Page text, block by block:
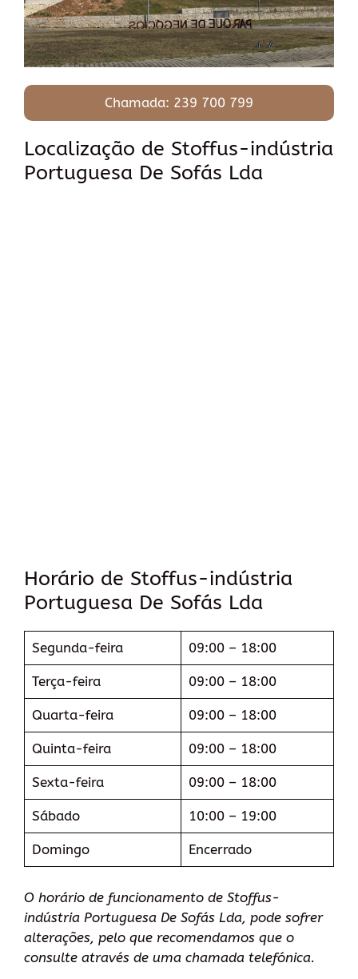
Chamada: 239 700 799
Localização de Stoffus-indústria
Portuguesa De Sofás Lda
Horário de Stoffus-indústria
Portuguesa De Sofás Lda
Segunda-feira 09:00 – 18:00
Terça-feira 09:00 – 18:00
Quarta-feira 09:00 – 18:00
Quinta-feira 09:00 – 18:00
Sexta-feira 09:00 – 18:00
Sábado 10:00 – 19:00
Domingo Encerrado
O horário de funcionamento de Stoffus-
indústria Portuguesa De Sofás Lda, pode sofrer
alterações, pelo que recomendamos que o
consulte através de uma chamada telefónica.